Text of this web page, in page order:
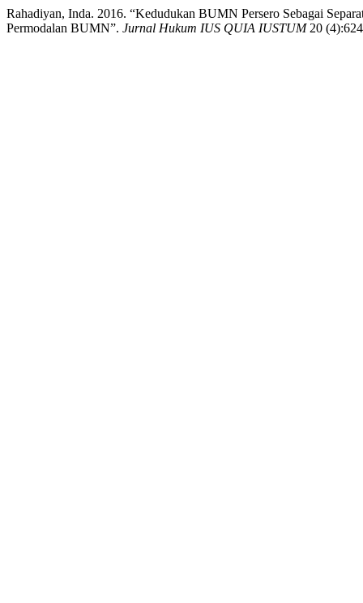
Rahadiyan, Inda. 2016. “Kedudukan BUMN Persero Sebagai
Permodalan BUMN”. Jurnal Hukum IUS QUIA IUSTUM20